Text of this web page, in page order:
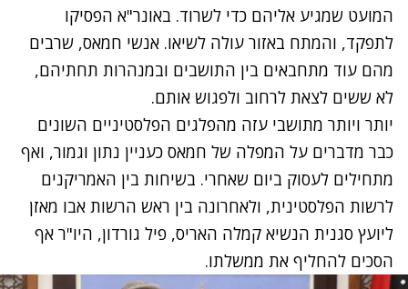
המועט שמגיע אליהם כדי לשרוד. באונר"א הפסיקו
לתפקד, והמתח באזור עולה לשיאו. אנשי חמאס, שרבים
מהם עוד מתחבאים בין התושבים ובמנהרות תחתיהם,
לא ששים לצאת לרחוב ולפגוש אותם.
יותר ויותר מתושבי עזה מהפלגים הפלסטיניים השונים
כבר מדברים על המפלה של חמאס כעניין נתון וגמור, ואף
מתחילים לעסוק ביום שאחרי. בשיחות בין האמריקנים
לרשות הפלסטינית, ולאחרונה בין ראש הרשות אבו מאזן
ליועץ סגנית הנשיא קמלה האריס, פיל גורדון, היו"ר אף
הסכים להחליף את ממשלתו.